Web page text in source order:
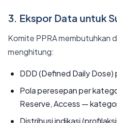
3. Ekspor Data untuk
Komite PPRA membutuhkan
menghitung:
DDD (Defined Daily
Pola peresepan per
Reserve, Access —
Distribusi indikasi